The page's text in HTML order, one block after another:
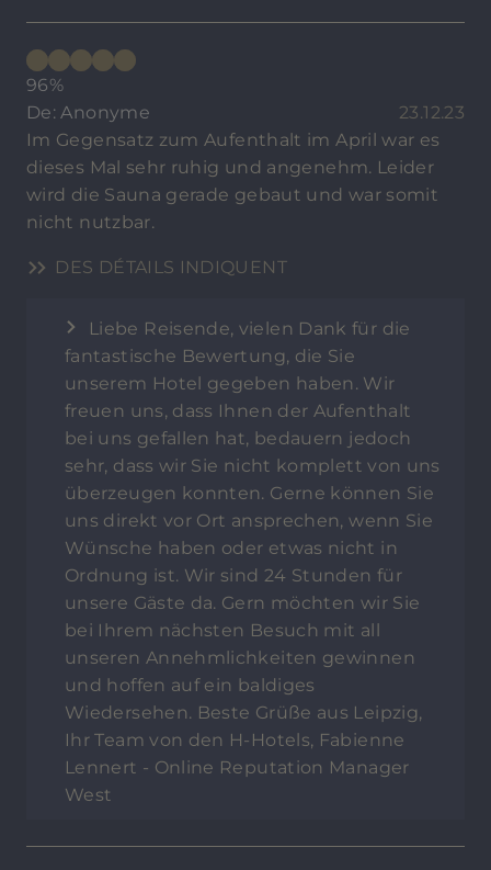
96%
De: Anonyme
23.12.23
Im Gegensatz zum Aufenthalt im April war es
dieses Mal sehr ruhig und angenehm. Leider
wird die Sauna gerade gebaut und war somit
nicht nutzbar.
DES DÉTAILS INDIQUENT
Liebe Reisende, vielen Dank für die
fantastische Bewertung, die Sie
unserem Hotel gegeben haben. Wir
freuen uns, dass Ihnen der Aufenthalt
bei uns gefallen hat, bedauern jedoch
sehr, dass wir Sie nicht komplett von uns
überzeugen konnten. Gerne können Sie
uns direkt vor Ort ansprechen, wenn Sie
Wünsche haben oder etwas nicht in
Ordnung ist. Wir sind 24 Stunden für
unsere Gäste da. Gern möchten wir Sie
bei Ihrem nächsten Besuch mit all
unseren Annehmlichkeiten gewinnen
und hoffen auf ein baldiges
Wiedersehen. Beste Grüße aus Leipzig,
Ihr Team von den H-Hotels, Fabienne
Lennert - Online Reputation Manager
West